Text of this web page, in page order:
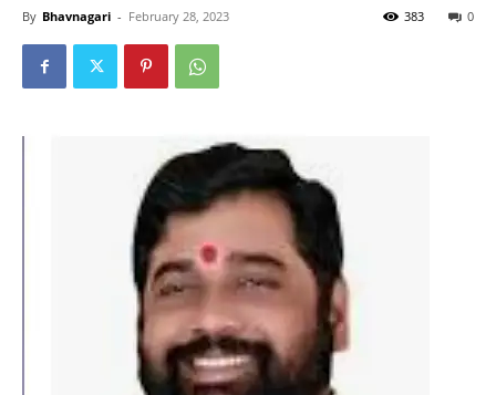
By Bhavnagari - February 28, 2023 0
383